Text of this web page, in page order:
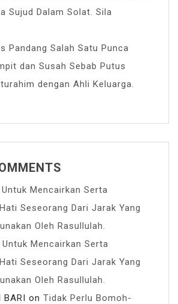
Sujud Dalam Solat. Sila
Pandang Salah Satu Punca
dan Susah Sebab Putus
dengan Ahli Keluarga.
Untuk Mencairkan Serta
Seseorang Dari Jarak Yang
Oleh Rasullulah.
Untuk Mencairkan Serta
Seseorang Dari Jarak Yang
Oleh Rasullulah.
BARI on Tidak Perlu Bomoh-